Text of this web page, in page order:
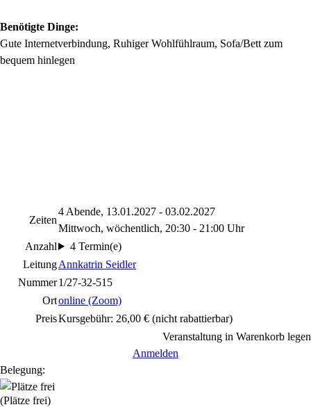
Benötigte Dinge:
Gute Internetverbindung, Ruhiger Wohlfühlraum, Sofa/Bett zum
bequem hinlegen
Zeiten
4 Abende, 13.01.2027 - 03.02.2027
Mittwoch, wöchentlich, 20:30 - 21:00 Uhr
Anzahl
4 Termin(e)
LeitungAnnkatrin Seidler
Nummer1/27-32-515
Ortonline (Zoom)
PreisKursgebühr: 26,00 € (nicht rabattierbar)
Veranstaltung in Warenkorb legen
Anmelden
Belegung:
(Plätze frei)